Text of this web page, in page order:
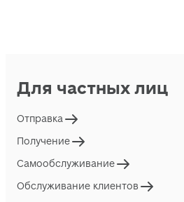
Для частных лиц
Отправка
Получение
Самообслуживание
Обслуживание клиентов